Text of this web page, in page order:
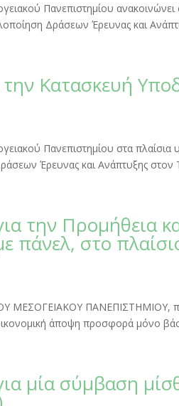
Πανεπιστημίου
Δράσεων Έρευνας και
Κατασκευή
Πανεπιστημίου στα
Έρευνας και Ανάπτυξης στον
την Προμήθεια
πάνελ, στο
ΜΕΣΟΓΕΙΑΚΟΥ ΠΑΝΕΠΙΣΤΗΜΙΟΥ,
άποψη προσφορά μόνο
μία σύμβαση